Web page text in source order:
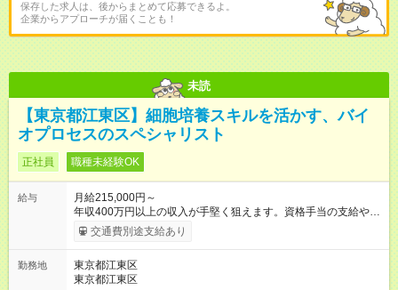
保存した求人は、後からまとめて応募できるよ。
企業からアプローチが届くことも！
未読
【東京都江東区】細胞培養スキルを活かす、バイ
オプロセスのスペシャリスト
正社員 職種未経験OK
給与
月給215,000円～
年収400万円以上の収入が手堅く狙えます。資格手当の支給や、
年2回分の帰省費用全額負担も! ※1 規定あり ※2 賞与年2回支給
（昨年度実績は約3.8ヶ月分）。 ★あなたの頑張りを給与に反
結果、配属先での評価などを給与に反映。研究者としての努力
がしっかり報われる体制です！ ◎残業代は別途全額支給いたし
交通費別途支給あり
勤務地
東京都江東区
東京都江東区